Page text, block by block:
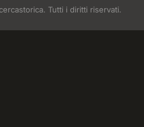
Tutti i diritti riservati.